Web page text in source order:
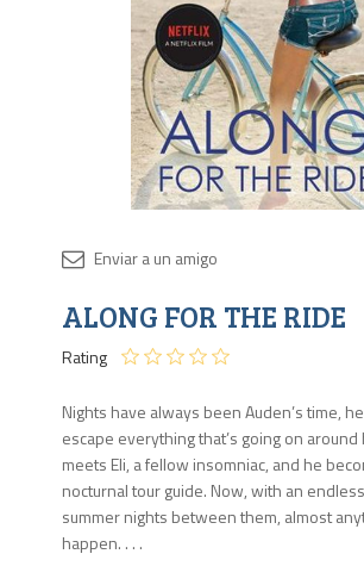
ALONG FOR THE RIDE
Rating
Nights have always been Auden’s time,
escape everything that’s going on around
meets Eli, a fellow insomniac, and he
nocturnal tour guide. Now, with an
summer nights between them, almost
happen. . . .